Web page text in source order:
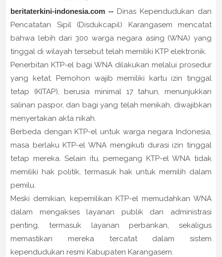
beritaterkini-indonesia.com -- Dinas Kependudukan dan
Pencatatan Sipil (Disdukcapil) Karangasem mencatat
bahwa lebih dari 300 warga negara asing (WNA) yang
tinggal di wilayah tersebut telah memiliki KTP elektronik.
Penerbitan KTP-el bagi WNA dilakukan melalui prosedur
yang ketat. Pemohon wajib memiliki kartu izin tinggal
tetap (KITAP), berusia minimal 17 tahun, menunjukkan
salinan paspor, dan bagi yang telah menikah, diwajibkan
menyertakan akta nikah.
Berbeda dengan KTP-el untuk warga negara Indonesia,
masa berlaku KTP-el WNA mengikuti durasi izin tinggal
tetap mereka. Selain itu, pemegang KTP-el WNA tidak
memiliki hak politik, termasuk hak untuk memilih dalam
pemilu.
Meski demikian, kepemilikan KTP-el memudahkan WNA
dalam mengakses layanan publik dan administrasi
penting, termasuk layanan perbankan, sekaligus
memastikan mereka tercatat dalam sistem
kependudukan resmi Kabupaten Karangasem.